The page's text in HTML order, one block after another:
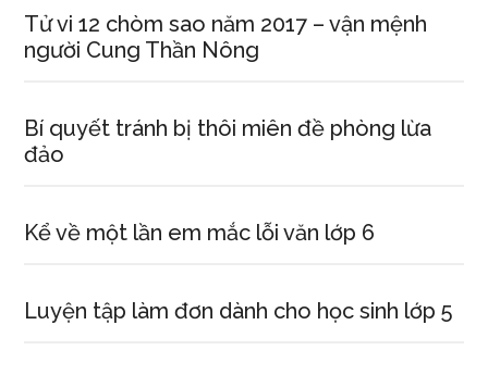
Tử vi 12 chòm sao năm 2017 – vận mệnh
người Cung Thần Nông
Bí quyết tránh bị thôi miên đề phòng lừa
đảo
Kể về một lần em mắc lỗi văn lớp 6
Luyện tập làm đơn dành cho học sinh lớp 5